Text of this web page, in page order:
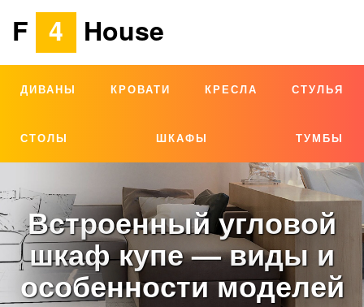
F 4 House
ДИВАНЫ КРОВАТИ КРЕСЛА СТУЛЬЯ
СТОЛЫ ШКАФЫ ТУМБЫ
Встроенный угловой
шкаф купе — виды и
особенности моделей